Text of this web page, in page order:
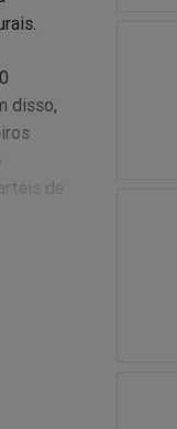
disso,
de